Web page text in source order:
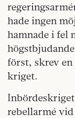
hade ingen
hamnade i fel
först, skrev
kriget.
Inbördeskriget
rebellarmé vid